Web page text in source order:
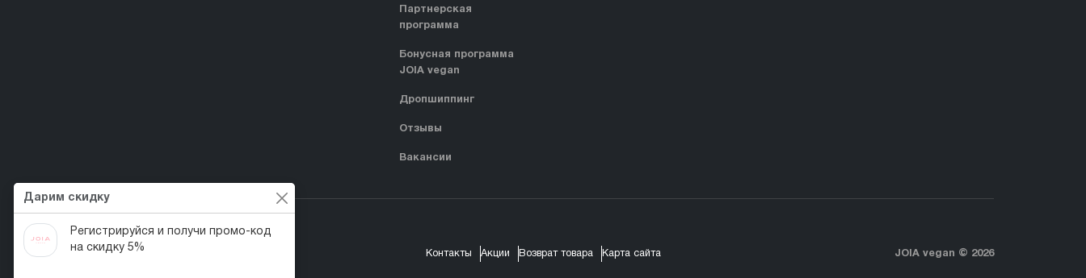
Партнерская
программа
Бонусная программа
JOIA vegan
Дропшиппинг
Отзывы
Вакансии
Контакты Акции Возврат товара Карта сайта JOIA vegan © 2026
Дарим скидку
Регистрируйся и получи промо-код
на скидку 5%